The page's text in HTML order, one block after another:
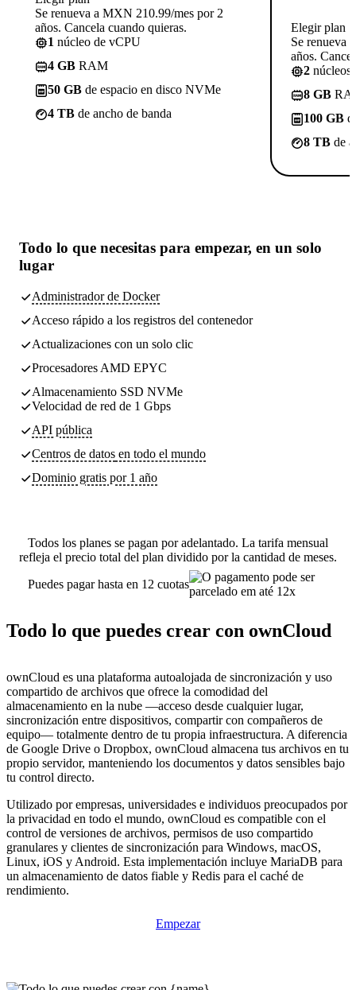
Se renueva a MXN 210.99/mes por 2
años. Cancela cuando quieras.
1 núcleo de vCPU
4 GB RAM
50 GB de espacio en disco NVMe
4 TB de ancho de banda
Elegir plan
Se renueva
años.
2 núcleos
8 GB
100 GB
8 TB de
Todo lo que necesitas para empezar, en un solo
lugar
Administrador de Docker
Acceso rápido a los registros del contenedor
Actualizaciones con un solo clic
Procesadores AMD EPYC
Almacenamiento SSD NVMe
Velocidad de red de 1 Gbps
API pública
Centros de datos en todo el mundo
Dominio gratis por 1 año
Todos los planes se pagan por adelantado. La tarifa mensual
refleja el precio total del plan dividido por la cantidad de meses.
Puedes pagar hasta en 12 cuotas
Todo lo que puedes crear con ownCloud
ownCloud es una plataforma autoalojada de sincronización y uso
compartido de archivos que ofrece la comodidad del
almacenamiento en la nube —acceso desde cualquier lugar,
sincronización entre dispositivos, compartir con compañeros de
equipo— totalmente dentro de tu propia infraestructura. A diferencia
de Google Drive o Dropbox, ownCloud almacena tus archivos en tu
propio servidor, manteniendo los documentos y datos sensibles bajo
tu control directo.
Utilizado por empresas, universidades e individuos preocupados por
la privacidad en todo el mundo, ownCloud es compatible con el
control de versiones de archivos, permisos de uso compartido
granulares y clientes de sincronización para Windows, macOS,
Linux, iOS y Android. Esta implementación incluye MariaDB para
un almacenamiento de datos fiable y Redis para el caché de
rendimiento.
Empezar